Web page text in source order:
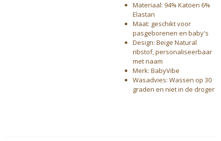
Materiaal: 94% Katoen 6%
Elastan
Maat: geschikt voor
pasgeborenen en baby's
Design: Beige Natural
ribstof, personaliseerbaar
met naam
Merk: BabyVibe
Wasadvies: Wassen op 30
graden en niet in de droger